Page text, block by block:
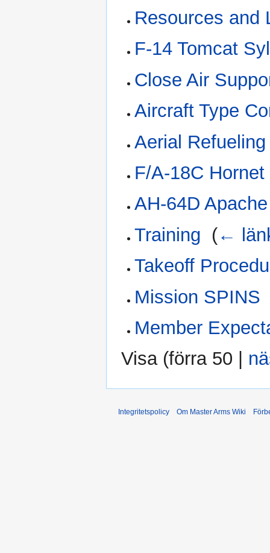
Resources and
F-14 Tomcat
Close Air
Aircraft Type
Aerial Refueling
F/A-18C
AH-64D
Training (←
Takeoff
Mission SPINS
Member
Visa (förra 50
Integritetspolicy Om Master Arms Wiki